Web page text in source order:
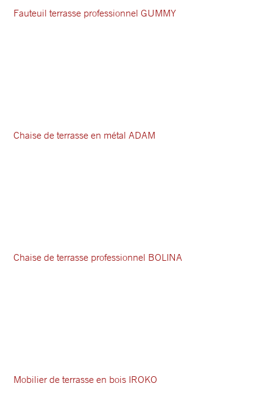
Fauteuil terrasse professionnel GUMMY
Chaise de terrasse en métal ADAM
Chaise de terrasse professionnel BOLINA
Mobilier de terrasse en bois IROKO